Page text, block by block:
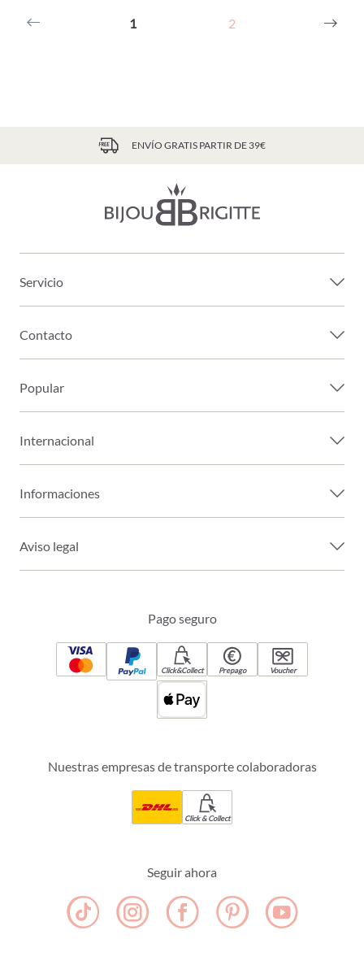
1 2
ENVÍO GRATIS PARTIR DE 39€
Servicio
Contacto
Popular
Internacional
Informaciones
Aviso legal
Pago seguro
Click&Collect Prepago Voucher
Nuestras empresas de transporte colaboradoras
Click & Collect
Seguir ahora